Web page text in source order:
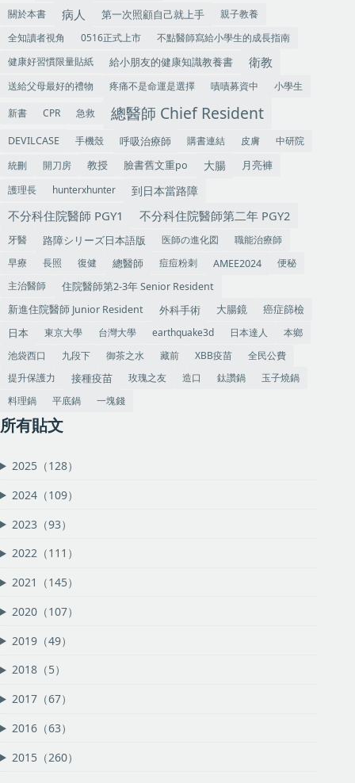
關於本書 病人 第一次照顧自己就上手
親子教養
全知讀者視角
0516正式上市
不點醫師寫給小學生的成長指南
健康好習慣限量貼紙
給小朋友的健康知識教養書 衛教
送給父母最好的禮物 疼痛不是命運是選擇 嘖嘖募資中
小學生
新書
CPR 急救 總醫師 Chief Resident
DEVILCASE 手機殼 呼吸治療師 購書連結 皮膚
中研院
統刪
開刀房 教授 臉書舊文重po 大腸
月亮褲
護理長
hunterxhunter 到日本當路障
不分科住院醫師 PGY1 不分科住院醫師第二年 PGY2
牙醫 路障シリーズ日本語版 医師の進化図
職能治療師
早療
長照 復健 總醫師 痘痘粉刺 AMEE2024
便秘
主治醫師
住院醫師第2-3年 Senior Resident
新進住院醫師 Junior Resident
外科手術 大腸鏡 癌症篩檢
日本 東京大學 台灣大學 earthquake3d 日本達人
本鄉
池袋西口
九段下 御茶之水 藏前 XBB疫苗
全民公費
提升保護力
接種疫苗 玫瑰之友 造口 鈦讚鍋
玉子燒鍋
料理鍋
平底鍋 一塊錢
所有貼文
2025（128）
2024（109）
2023（93）
2022（111）
2021（145）
2020（107）
2019（49）
2018（5）
2017（67）
2016（63）
2015（260）